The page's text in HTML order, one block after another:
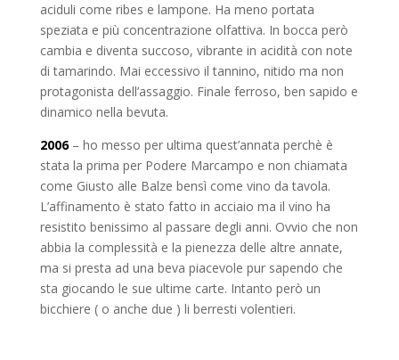
aciduli come ribes e lampone. Ha meno portata
speziata e più concentrazione olfattiva. In bocca però
cambia e diventa succoso, vibrante in acidità con note
di tamarindo. Mai eccessivo il tannino, nitido ma non
protagonista dell’assaggio. Finale ferroso, ben sapido e
dinamico nella bevuta.
2006– ho messo per ultima quest’annata perchè è
stata la prima per Podere Marcampo e non chiamata
come Giusto alle Balze bensì come vino da tavola.
L’affinamento è stato fatto in acciaio ma il vino ha
resistito benissimo al passare degli anni. Ovvio che non
abbia la complessità e la pienezza delle altre annate,
ma si presta ad una beva piacevole pur sapendo che
sta giocando le sue ultime carte. Intanto però un
bicchiere ( o anche due ) li berresti volentieri.